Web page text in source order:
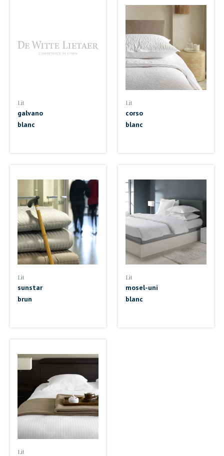
Lit
galvano
blanc
Lit
corso
blanc
Lit
sunstar
brun
Lit
mosel-uni
blanc
Lit